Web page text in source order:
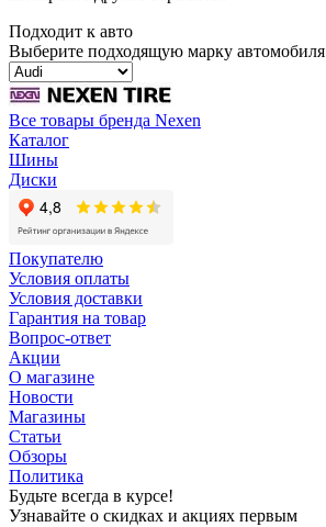
Подходит к авто
Выберите подходящую марку автомобиля
Все товары бренда Nexen
Каталог
Шины
Диски
Покупателю
Условия оплаты
Условия доставки
Гарантия на товар
Вопрос-ответ
Акции
О магазине
Новости
Магазины
Статьи
Обзоры
Политика
Будьте всегда в курсе!
Узнавайте о скидках и акциях первым